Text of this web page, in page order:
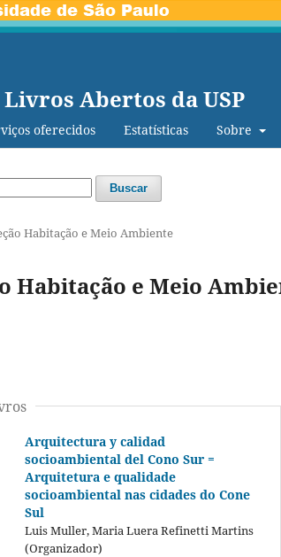
Abertos da USP
oferecidos Estatísticas Sobre
Buscar
Habitação e Meio Ambiente
Habitação e Meio
Arquitectura y calidad
socioambiental del Cono Sur =
Arquitetura e qualidade
socioambiental nas cidades do Cone
Sul
Luis Muller, Maria Luera Refinetti Martins
(Organizador)